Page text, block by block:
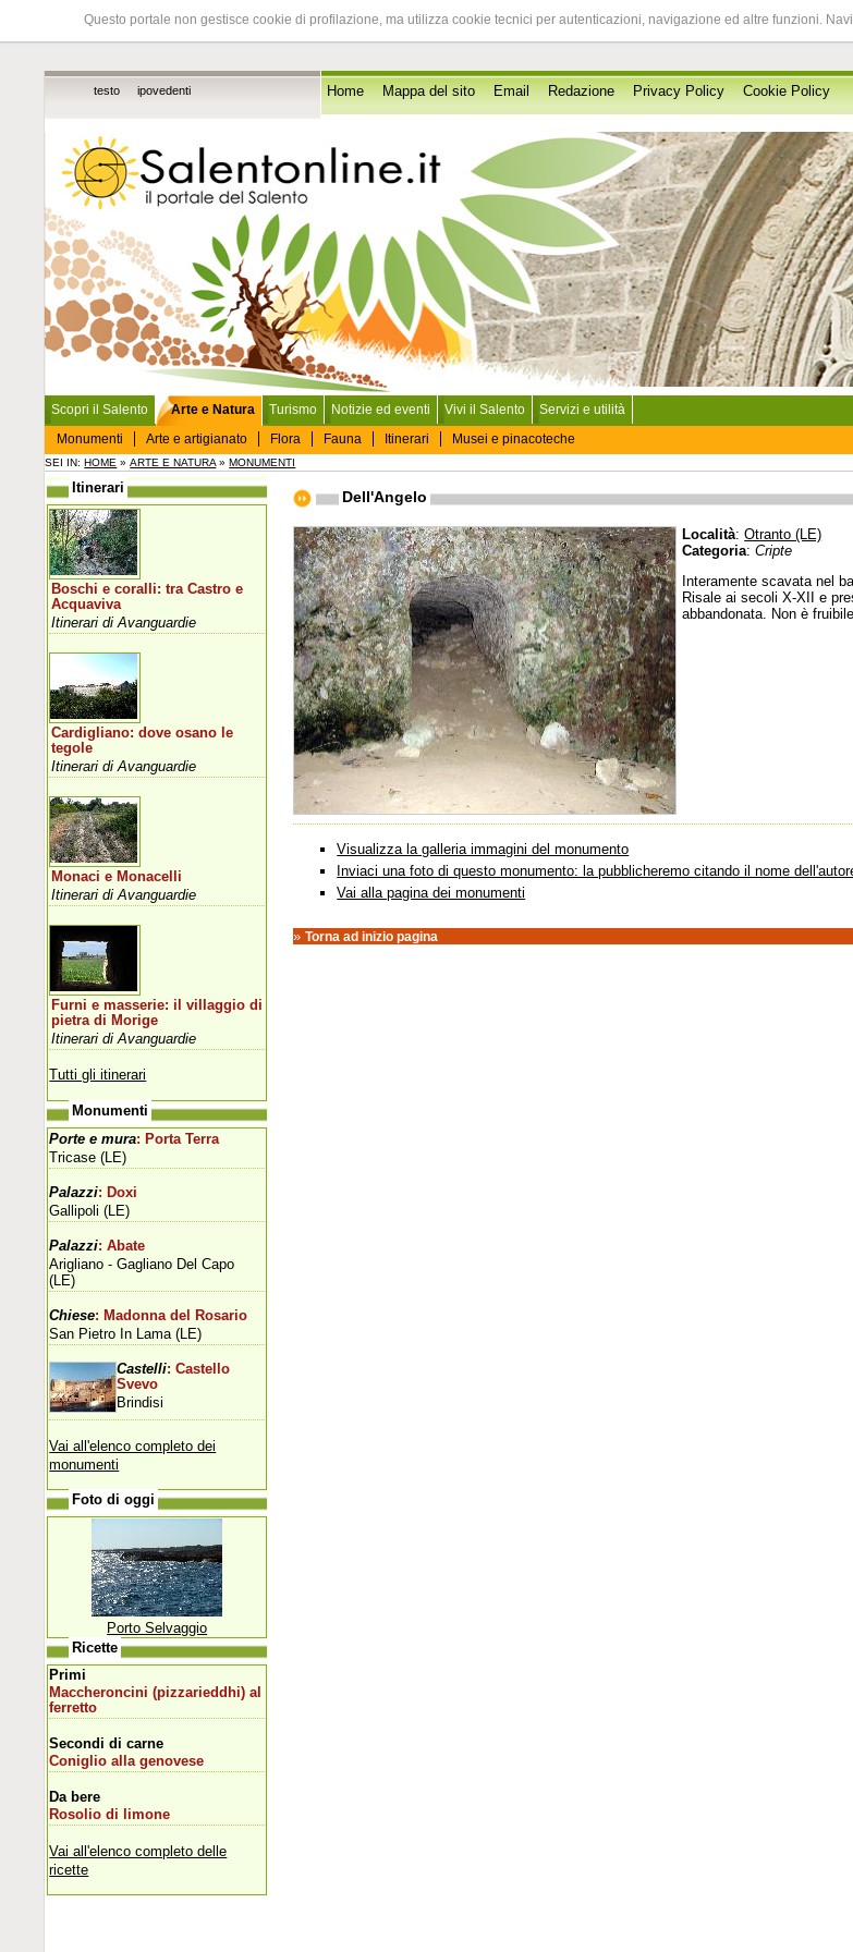
Questo portale non gestisce cookie di profilazione, ma utilizza cookie tecnici per autenticazioni, navigazione ed altre funzioni.
testo ipovedenti Home Mappa del sito Email Redazione Privacy Policy Cookie Policy
Scopri il Salento
Arte e Natura
Monumenti
Arte e artigianato Flora Fauna Itinerari Musei e pinacoteche
Turismo Notizie ed eventi Vivi il Salento Servizi e utilità
SEI IN:HOME »ARTE E NATURA »MONUMENTI
Dell'Angelo
Località:Otranto (LE)
Categoria:Cripte
Interamente scavata nel
Risale ai secoli X-XII e
abbandonata. Non è
Visualizza la galleria immagini del monumento
Inviaci una foto di questo monumento: la pubblicheremo citando il nome
Vai alla pagina dei monumenti
»Torna ad inizio pagina
Itinerari
Boschi e coralli: tra Castro e
Acquaviva
Itinerari di Avanguardie
Cardigliano: dove osano le
tegole
Itinerari di Avanguardie
Monaci e Monacelli
Itinerari di Avanguardie
Furni e masserie: il villaggio di
pietra di Morige
Itinerari di Avanguardie
Tutti gli itinerari
Monumenti
Porte e mura: Porta Terra
Tricase (LE)
Palazzi: Doxi
Gallipoli (LE)
Palazzi: Abate
Arigliano - Gagliano Del Capo
(LE)
Chiese: Madonna del Rosario
San Pietro In Lama (LE)
Castelli: Castello
Svevo
Brindisi
Vai all'elenco completo dei
monumenti
Foto di oggi
Porto Selvaggio
Ricette
Primi
Maccheroncini (pizzarieddhi) al
ferretto
Secondi di carne
Coniglio alla genovese
Da bere
Rosolio di limone
Vai all'elenco completo delle
ricette